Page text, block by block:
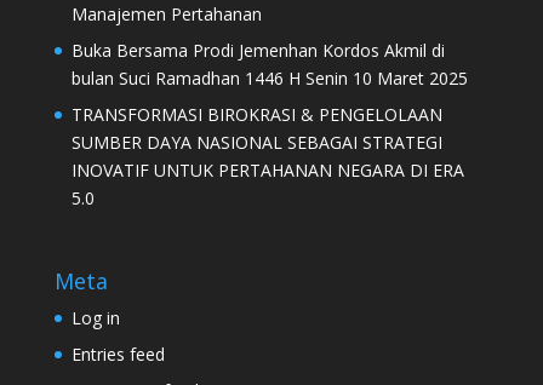
Manajemen Pertahanan
Buka Bersama Prodi Jemenhan Kordos Akmil di
bulan Suci Ramadhan 1446 H Senin 10 Maret 2025
TRANSFORMASI BIROKRASI & PENGELOLAAN
SUMBER DAYA NASIONAL SEBAGAI STRATEGI
INOVATIF UNTUK PERTAHANAN NEGARA DI ERA
5.0
Meta
Log in
Entries feed